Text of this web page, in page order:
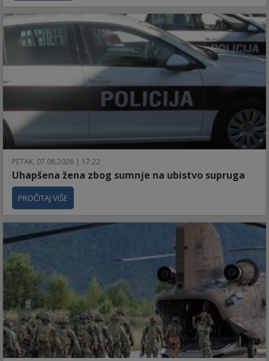
PETAK, 07.08.2026 | 17:22
Uhapšena žena zbog sumnje na ubistvo supruga
PROČITAJ VIŠE